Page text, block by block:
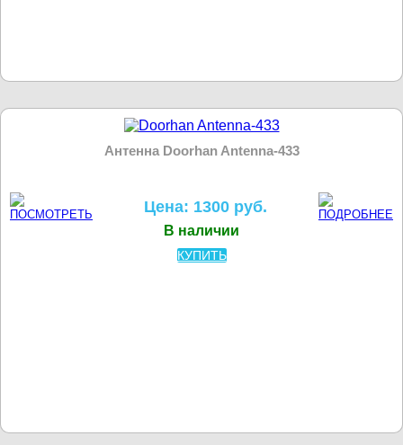
Антенна Doorhan Antenna-433
Цена: 1300 руб.
В наличии
КУПИТЬ